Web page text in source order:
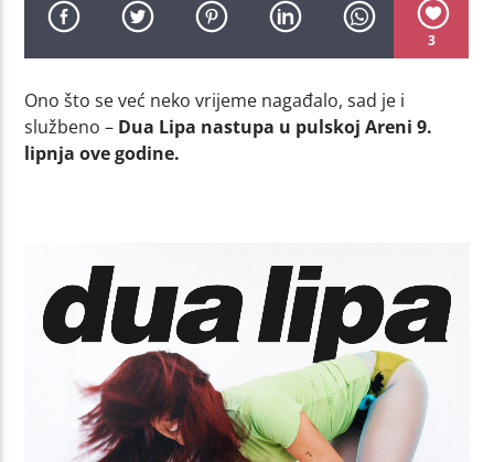
3
Ono što se već neko vrijeme nagađalo, sad je i
službeno – Dua Lipa nastupa u pulskoj Areni 9.
lipnja ove godine.